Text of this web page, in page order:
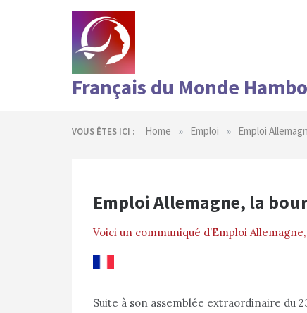
Français du Monde
VOUS ÊTES ICI : Home » Emploi » Emploi
Emploi Allemagne, la
Voici un communiqué d’Emploi
Suite à son assemblée extraordinaire du